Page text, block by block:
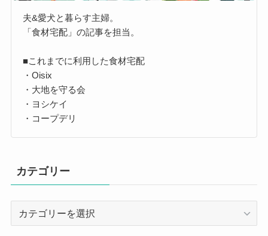
夫&愛犬と暮らす主婦。
「食材宅配」の記事を担当。
■これまでに利用した食材宅配
・Oisix
・大地を守る会
・ヨシケイ
・コープデリ
カテゴリー